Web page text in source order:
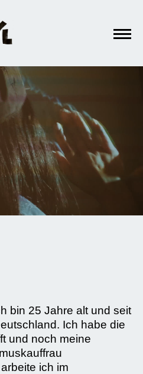
bin 25 Jahre alt und seit
Ich habe die
und noch meine
ich im